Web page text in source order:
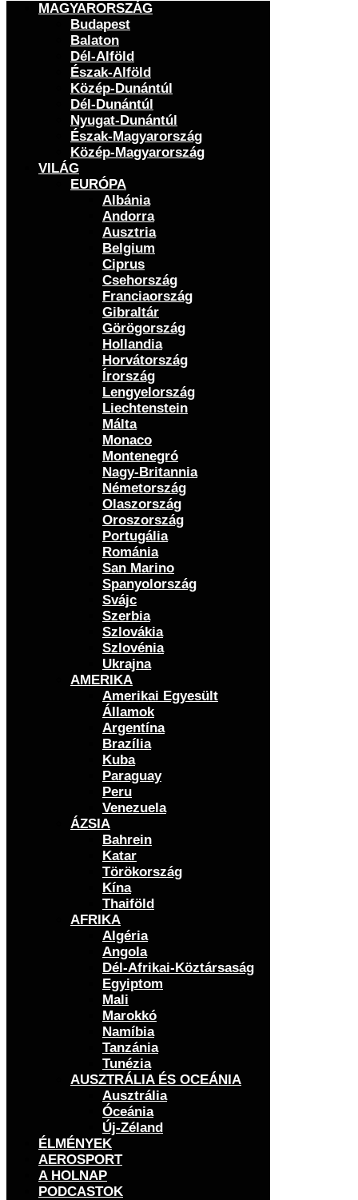
MAGYARORSZÁG
Budapest
Balaton
Dél-Alföld
Észak-Alföld
Közép-Dunántúl
Dél-Dunántúl
Nyugat-Dunántúl
Észak-Magyarország
Közép-Magyarország
VILÁG
EURÓPA
Albánia
Andorra
Ausztria
Belgium
Ciprus
Csehország
Franciaország
Gibraltár
Görögország
Hollandia
Horvátország
Írország
Lengyelország
Liechtenstein
Málta
Monaco
Montenegró
Nagy-Britannia
Németország
Olaszország
Oroszország
Portugália
Románia
San Marino
Spanyolország
Svájc
Szerbia
Szlovákia
Szlovénia
Ukrajna
AMERIKA
Amerikai Egyesült
Államok
Argentína
Brazília
Kuba
Paraguay
Peru
Venezuela
ÁZSIA
Bahrein
Katar
Törökország
Kína
Thaiföld
AFRIKA
Algéria
Angola
Dél-Afrikai-Köztársaság
Egyiptom
Mali
Marokkó
Namíbia
Tanzánia
Tunézia
AUSZTRÁLIA ÉS OCEÁNIA
Ausztrália
Óceánia
Új-Zéland
ÉLMÉNYEK
AEROSPORT
A HOLNAP
PODCASTOK